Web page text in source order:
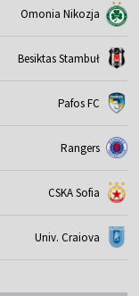
Omonia Nikozja
Besiktas Stambuł
Pafos FC
Rangers
CSKA Sofia
Univ. Craiova